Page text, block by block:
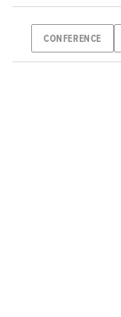
CONFERENCE